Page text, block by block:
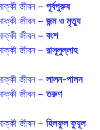
জীবন – পূর্বপুরুষ
জীবন – জন্ম ও মৃত্যু
জীবন – বংশ
জীবন – রাসূলুল্লাহ
জীবন – লালন-পালন
জীবন –তরুণ
জীবন – হিলফুল ফুযূল